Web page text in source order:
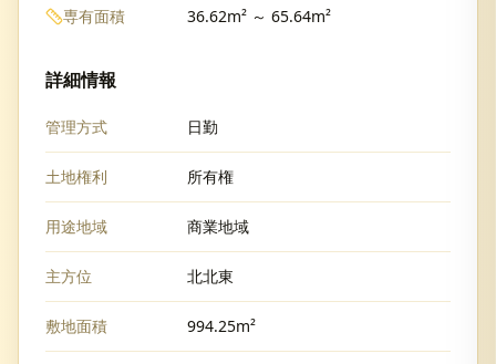
専有面積 36.62m² ～ 65.64m²
詳細情報
管理方式 日勤
土地権利 所有権
用途地域 商業地域
主方位 北北東
敷地面積 994.25m²